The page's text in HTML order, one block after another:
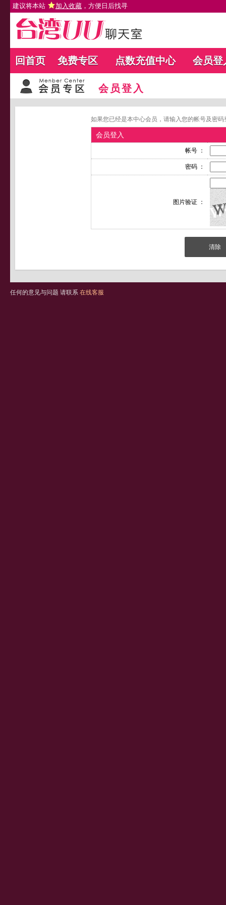
建议将本站 加入收藏 ，方便日后找寻
回首页 免费专区 点数充值中心 会员登
会员登入
如果您已经是本中心会员，请输入您的帐号及密
会员登入
帐号 ：
密码 ：
图片验证 ：
任何的意见与问题 请联系 在线客服